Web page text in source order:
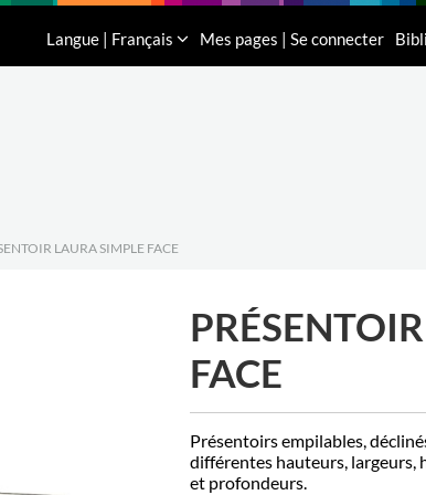
Langue | Français Mes pages | Se connecter
0032
LAURA SIMPLE FACE
FACE
Présentoirs empilables,
différentes hauteurs, largeurs,
et profondeurs.